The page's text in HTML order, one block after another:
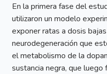
En la primera fase del
utilizaron un modelo
exponer ratas a dosis
neurodegeneración que
el metabolismo de la
sustancia negra, que